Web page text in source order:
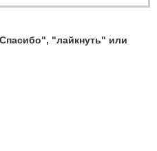
"лайкнуть" или